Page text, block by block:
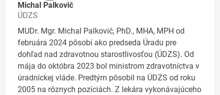
Michal Palkovič
ÚDZS
MUDr. Mgr. Michal Palkovič, PhD., MHA, MPH od
februára 2024 pôsobí ako predseda Úradu pre
dohľad nad zdravotnou starostlivosťou (ÚDZS). Od
mája do októbra 2023 bol ministrom zdravotníctva v
úradníckej vláde. Predtým pôsobil na ÚDZS od roku
2005 na rôznych pozíciách. Z lekára vykonávajúceho